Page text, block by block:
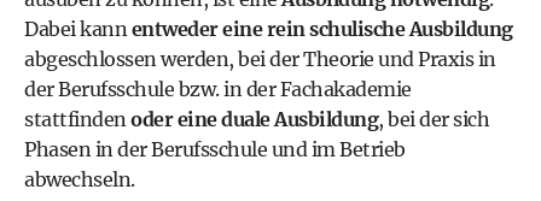
Dabei kannentweder eine rein schulische Ausbildung
abgeschlossen werden, bei der Theorie und Praxis in
der Berufsschule bzw. in der Fachakademie
stattfindenoder eine duale Ausbildung, bei der sich
Phasen in der Berufsschule und im Betrieb
abwechseln.